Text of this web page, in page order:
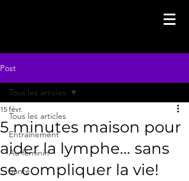
Post
Tous les articles
Entraînement
Au féminin
Santé
Tous les articles
5 minutes maison pour
aider la lymphe... sans
se compliquer la vie!
15 févr.